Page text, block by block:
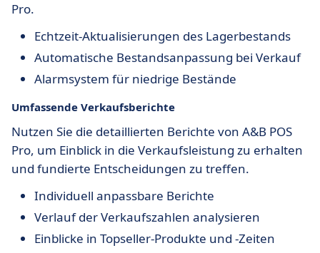
Pro.
Echtzeit-Aktualisierungen des Lagerbestands
Automatische Bestandsanpassung bei Verkauf
Alarmsystem für niedrige Bestände
Umfassende Verkaufsberichte
Nutzen Sie die detaillierten Berichte von A&B POS
Pro, um Einblick in die Verkaufsleistung zu erhalten
und fundierte Entscheidungen zu treffen.
Individuell anpassbare Berichte
Verlauf der Verkaufszahlen analysieren
Einblicke in Topseller-Produkte und -Zeiten